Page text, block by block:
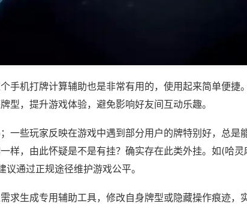
手机打牌计算辅助也是非常有用的，使用起来简单便捷
型，提升游戏体验，避免影响好友间互动乐趣。
一些玩家反映在游戏中遇到部分用户的牌特别好，总是
样，由此怀疑是不是有挂？确实存在此类外挂。如(哈灵
通过正规途径维护游戏公平。
求生成专用辅助工具，修改自身牌型或隐藏操作痕迹，